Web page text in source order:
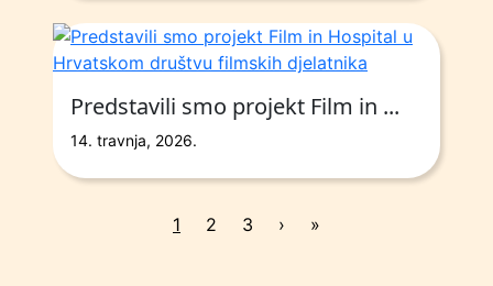
Predstavili smo projekt Film in ...
14. travnja, 2026.
Current Page
1 Page
2 Page
3 › »